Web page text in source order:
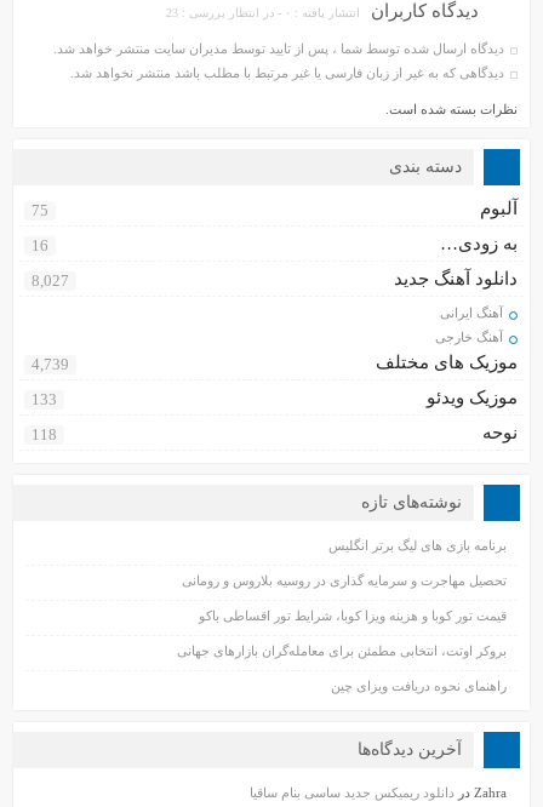
دیدگاه کاربران انتشار یافته : ۰ - در انتظار بررسی : 23
دیدگاه ارسال شده توسط شما ، پس از تایید توسط مدیران سایت منتشر خواهد شد.
دیدگاهی که به غیر از زبان فارسی یا غیر مرتبط با مطلب باشد منتشر نخواهد شد.
نظرات بسته شده است.
دسته بندی
آلبوم 75
به زودی… 16
دانلود آهنگ جدید 8,027
آهنگ ایرانی
آهنگ خارجی
موزیک های مختلف 4,739
موزیک ویدئو 133
نوحه 118
نوشته‌های تازه
برنامه بازی های لیگ برتر انگلیس
تحصیل مهاجرت و سرمایه گذاری در روسیه بلاروس و رومانی
قیمت تور کوبا و هزینه ویزا کوبا، شرایط تور اقساطی باکو
بروکر اوتت، انتخابی مطمئن برای معامله‌گران بازارهای جهانی
راهنمای نحوه دریافت ویزای چین
آخرین دیدگاه‌ها
Zahra در دانلود ریمیکس جدید ساسی بنام ساقیا